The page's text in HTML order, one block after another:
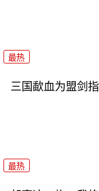
最热
三国歃血为盟剑
最热